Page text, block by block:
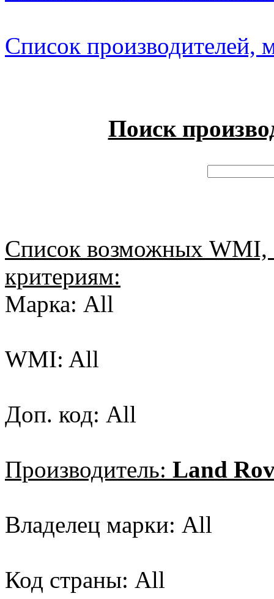
Список производителей,
Поиск
Список возможных
критериям:
Марка: All
WMI: All
Доп. код: All
Производитель: Land
Владелец марки: All
Код страны: All